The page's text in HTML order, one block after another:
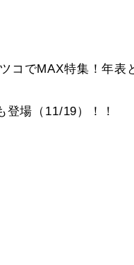
コでMAX特集！年
登場（11/19）！！